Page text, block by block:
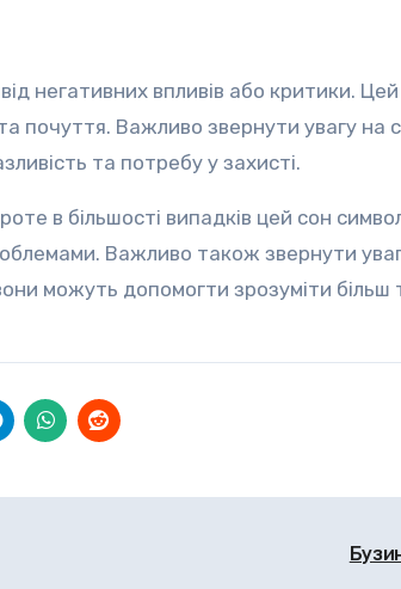
негативних впливів або критики.
почуття. Важливо звернути увагу на
та потребу у захисті.
в більшості випадків цей сон
Важливо також звернути
вони можуть допомогти зрозуміти більш